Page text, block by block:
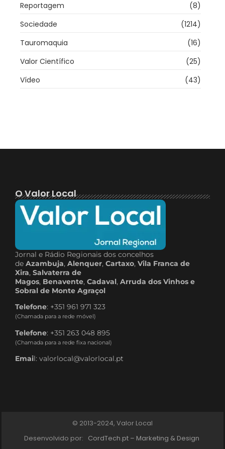
Reportagem
(8)
Sociedade
(1214)
Tauromaquia
(16)
Valor Científico
(25)
Vídeo
(43)
O Valor Local
Jornal e Rádio Regionais dos concelhos
de Azambuja, Alenquer, Cartaxo, Vila Franca de
Xira, Salvaterra de
Magos, Benavente, Cadaval, Arruda dos Vinhos e
Sobral de Monte Agraçol
Telefone: +351 961 971 323
(Chamada para a rede móvel)
Telefone: +351 263 048 895
(Chamada para a rede fixa nacional)
Email: valorlocal@valorlocal.pt
© 2013-2024, Valor Local
Desenvolvido por: CordTech.pt – Marketing & Design